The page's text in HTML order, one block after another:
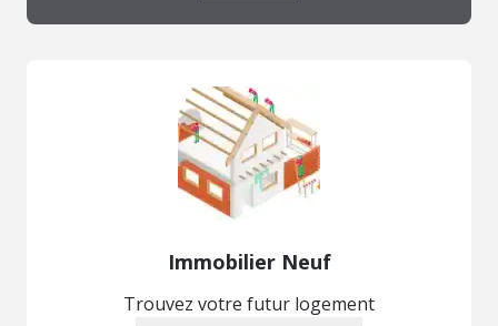
Immobilier Neuf
Trouvez votre futur logement